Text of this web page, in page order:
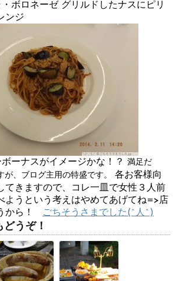
ボロネーゼ グリルドしたナスにピリ
ンジ
ーナスがイメージかな！？ 満足だ
が、ブログ主用の特盛です。
各お客様向
てきますので、コレ一皿で女性３人前
ようという考えはやめてあげてね=>店
から！
ごちそうさまでした(^人^)
うぞ！